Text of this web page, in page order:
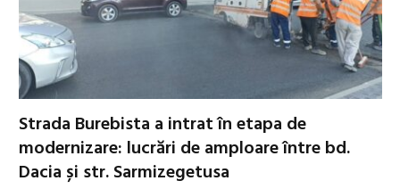
Strada Burebista a intrat în etapa de
modernizare: lucrări de amploare între bd.
Dacia și str. Sarmizegetusa